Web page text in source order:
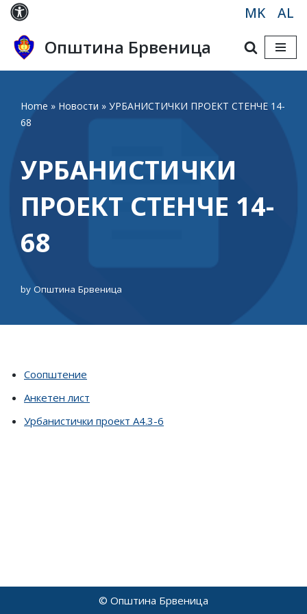
Skip
to
content
MK AL
Општина Брвеница
Home » Новости » УРБАНИСТИЧКИ ПРОЕКТ СТЕНЧЕ 14-
68
УРБАНИСТИЧКИ
ПРОЕКТ СТЕНЧЕ 14-
68
by Општина Брвеница
Соопштение
Анкетен лист
Урбанистички проект А4.3-6
© Општина Брвеница